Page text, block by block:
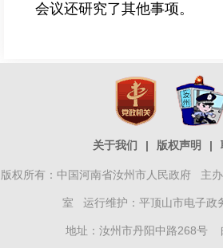
会议还研究了其他事项。
关于我们 | 版权声明 |
版权所有：中国河南省汝州市人民政府 主
室 运行维护：平顶山市电子政
地址：汝州市丹阳中路268号